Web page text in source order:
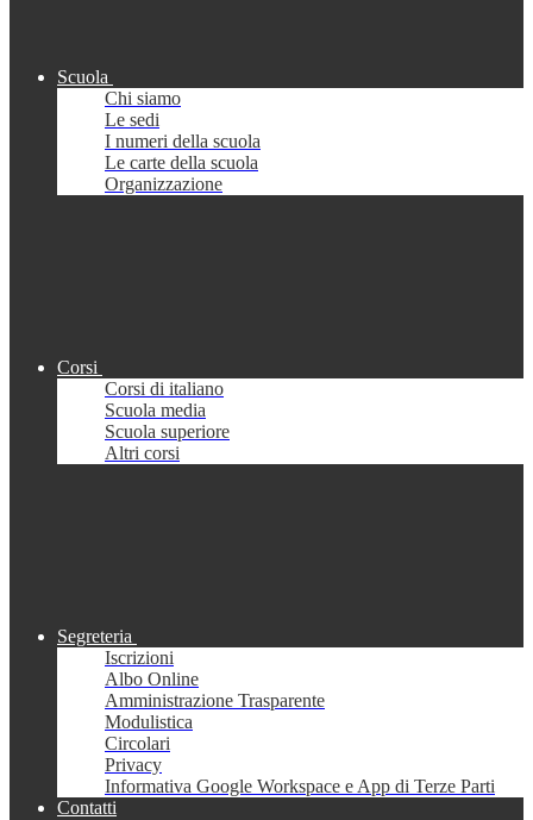
Scuola
Chi siamo
Le sedi
I numeri della scuola
Le carte della scuola
Organizzazione
Corsi
Corsi di italiano
Scuola media
Scuola superiore
Altri corsi
Segreteria
Iscrizioni
Albo Online
Amministrazione Trasparente
Modulistica
Circolari
Privacy
Informativa Google Workspace e App di Terze Parti
Contatti